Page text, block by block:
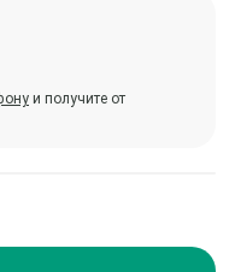
и получите от